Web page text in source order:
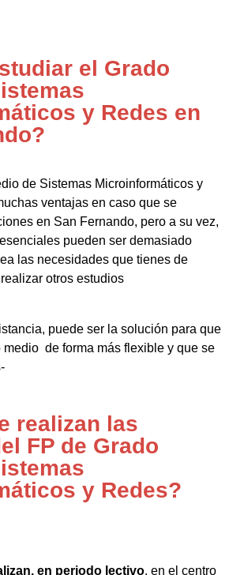
el Grado
y Redes en
de Sistemas Microinformáticos y
ventajas en caso que se
en San Fernando, pero a su vez,
pueden ser demasiado
las necesidades que tienes de
otros estudios
puede ser la solución para que
medio de forma más flexible y que se
realizan las
FP de Grado
y Redes?
en periodo lectivo, en el centro